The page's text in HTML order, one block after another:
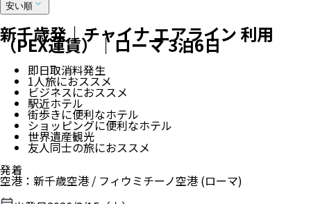
安い順
新千歳発｜チャイナ エアライン 利用
（PEX運賃）｜ローマ 3泊6日
即日取消料発生
1人旅におススメ
ビジネスにおススメ
駅近ホテル
街歩きに便利なホテル
ショッピングに便利なホテル
世界遺産観光
友人同士の旅におススメ
発着
空港 ： 新千歳空港 / フィウミチーノ空港 (ローマ)